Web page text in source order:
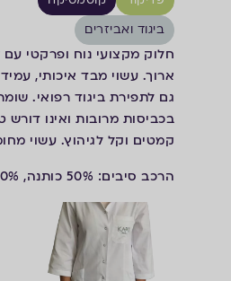
ביגוד ואביזרים
ארוך. עשוי מבד איכותי,
גם לתפירת ביגוד רפואי.
בכביסות מרובות ואינו דורש
קמטים וקל לגיהוץ. עשוי
הרכב סיבים: 50% כותנה, 50% פוליאסטר איכותי.